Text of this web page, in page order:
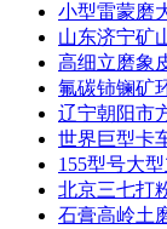
小型雷蒙磨
山东济宁矿
高细立磨象
氟碳铈镧矿
辽宁朝阳市
世界巨型卡
155型号大
北京三七打
石膏高岭土